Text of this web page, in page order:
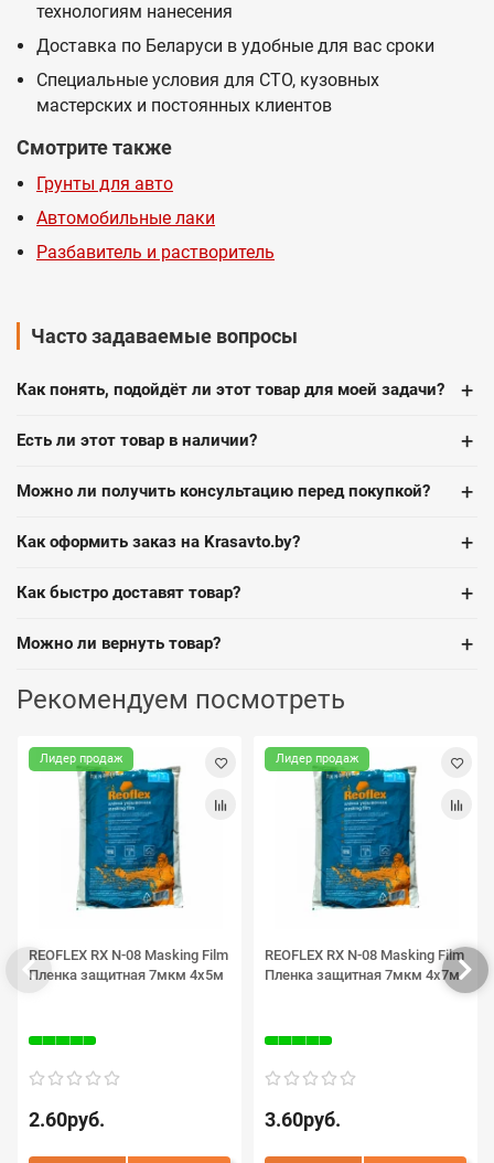
технологиям нанесения
Доставка по Беларуси в удобные для вас сроки
Специальные условия для СТО, кузовных
мастерских и постоянных клиентов
Смотрите также
Грунты для авто
Автомобильные лаки
Разбавитель и растворитель
Часто задаваемые вопросы
Как понять, подойдёт ли этот товар для моей задачи? +
Есть ли этот товар в наличии? +
Можно ли получить консультацию перед покупкой? +
Как оформить заказ на Krasavto.by? +
Как быстро доставят товар? +
Можно ли вернуть товар? +
Рекомендуем посмотреть
Лидер продаж
REOFLEX RX N-08 Masking Film
Пленка защитная 7мкм 4х5м
2.60руб.
Лидер продаж
REOFLEX RX N-08 Masking Film
Пленка защитная 7мкм 4х7м
3.60руб.